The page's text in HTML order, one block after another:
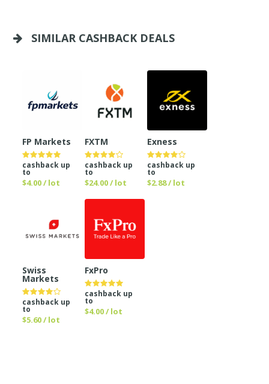
SIMILAR CASHBACK DEALS
FP Markets
cashback up
to
$4.00 / lot
FXTM
cashback up
to
$24.00 / lot
Exness
cashback up
to
$2.88 / lot
Swiss
Markets
cashback up
to
$5.60 / lot
FxPro
cashback up
to
$4.00 / lot